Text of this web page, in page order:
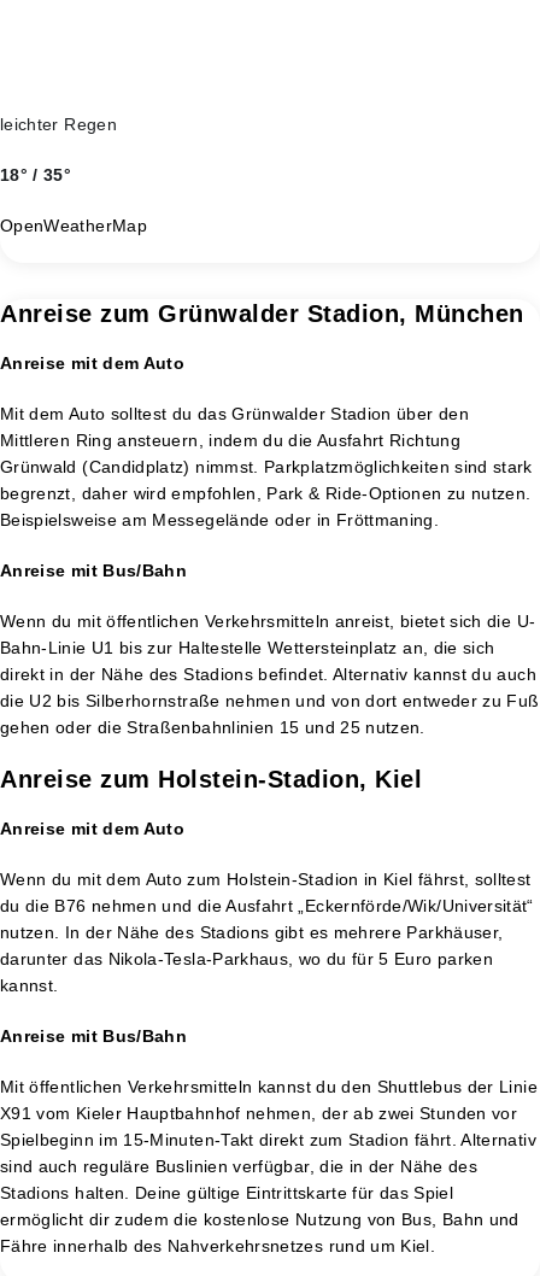
leichter Regen
18° / 35°
OpenWeatherMap
Anreise zum Grünwalder Stadion, München
Anreise mit dem Auto
Mit dem Auto solltest du das Grünwalder Stadion über den
Mittleren Ring ansteuern, indem du die Ausfahrt Richtung
Grünwald (Candidplatz) nimmst. Parkplatzmöglichkeiten sind stark
begrenzt, daher wird empfohlen, Park & Ride-Optionen zu nutzen.
Beispielsweise am Messegelände oder in Fröttmaning.
Anreise mit Bus/Bahn
Wenn du mit öffentlichen Verkehrsmitteln anreist, bietet sich die U-
Bahn-Linie U1 bis zur Haltestelle Wettersteinplatz an, die sich
direkt in der Nähe des Stadions befindet. Alternativ kannst du auch
die U2 bis Silberhornstraße nehmen und von dort entweder zu Fuß
gehen oder die Straßenbahnlinien 15 und 25 nutzen.
Anreise zum Holstein-Stadion, Kiel
Anreise mit dem Auto
Wenn du mit dem Auto zum Holstein-Stadion in Kiel fährst, solltest
du die B76 nehmen und die Ausfahrt „Eckernförde/Wik/Universität“
nutzen. In der Nähe des Stadions gibt es mehrere Parkhäuser,
darunter das Nikola-Tesla-Parkhaus, wo du für 5 Euro parken
kannst.
Anreise mit Bus/Bahn
Mit öffentlichen Verkehrsmitteln kannst du den Shuttlebus der Linie
X91 vom Kieler Hauptbahnhof nehmen, der ab zwei Stunden vor
Spielbeginn im 15-Minuten-Takt direkt zum Stadion fährt. Alternativ
sind auch reguläre Buslinien verfügbar, die in der Nähe des
Stadions halten. Deine gültige Eintrittskarte für das Spiel
ermöglicht dir zudem die kostenlose Nutzung von Bus, Bahn und
Fähre innerhalb des Nahverkehrsnetzes rund um Kiel​.